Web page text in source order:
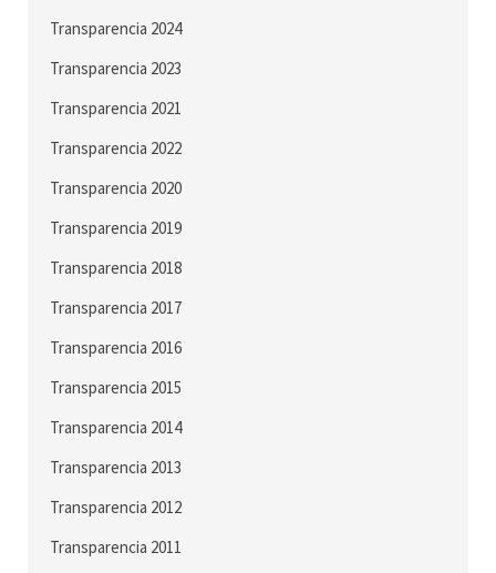
Transparencia 2024
Transparencia 2023
Transparencia 2021
Transparencia 2022
Transparencia 2020
Transparencia 2019
Transparencia 2018
Transparencia 2017
Transparencia 2016
Transparencia 2015
Transparencia 2014
Transparencia 2013
Transparencia 2012
Transparencia 2011